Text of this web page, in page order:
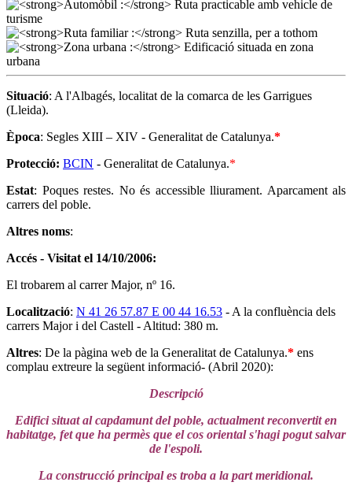
Situació: A l'Albagés, localitat de la comarca de les Garrigues
(Lleida).
Època: Segles XIII – XIV - Generalitat de Catalunya.*
Protecció: BCIN - Generalitat de Catalunya.*
Estat: Poques restes. No és accessible lliurament. Aparcament als
carrers del poble.
Altres noms:
Accés - Visitat el 14/10/2006:
El trobarem al carrer Major, nº 16.
Localització: N 41 26 57.87 E 00 44 16.53 - A la confluència dels
carrers Major i del Castell - Altitud: 380 m.
Altres: De la pàgina web de la Generalitat de Catalunya.* ens
complau extreure la següent informació- (Abril 2020):
Descripció
Edifici situat al capdamunt del poble, actualment reconvertit en
habitatge, fet que ha permès que el cos oriental s'hagi pogut salvar
de l'espoli.
La construcció principal es troba a la part meridional.